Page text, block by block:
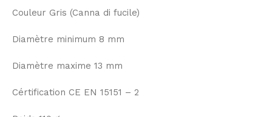
Couleur Gris (Canna di fucile)
Diamètre minimum 8 mm
Diamètre maxime 13 mm
Cértification CE EN 15151 – 2